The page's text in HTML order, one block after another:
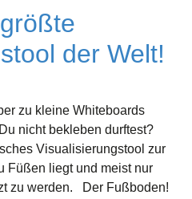
der Welt!
zu kleine Whiteboards
nicht bekleben durftest?
Visualisierungstool zur
Füßen liegt und meist nur
zu werden. Der Fußboden!